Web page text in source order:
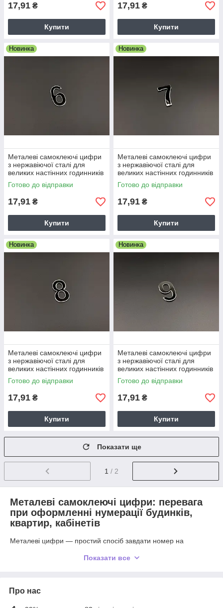
17,91 ₴
Купити
17,91 ₴
Купити
Новинка
Металеві самоклеючі цифри
з нержавіючої сталі для
великих настінних годинників
4см 6 шість
Готово до відправки
17,91 ₴
Купити
Новинка
Металеві самоклеючі цифри
з нержавіючої сталі для
великих настінних годинників
4см 7 сім
Готово до відправки
17,91 ₴
Купити
Новинка
Металеві самоклеючі цифри
з нержавіючої сталі для
великих настінних годинників
4см 8 вісім
Готово до відправки
17,91 ₴
Купити
Новинка
Металеві самоклеючі цифри
з нержавіючої сталі для
великих настінних годинників
4см 9 дев'ять
Готово до відправки
17,91 ₴
Купити
Показати ще
1 / 2
Металеві самоклеючі цифри: перевага
при оформленні нумерації будинків,
квартир, кабінетів
Металеві цифри — простий спосіб завдати номер на
Перевага таких цифр:
Показати все
Про нас